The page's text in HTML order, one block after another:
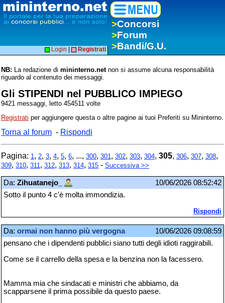
>Concorsi
>Forum
>Bandi/G.U.
Login Registrati
NB: La redazione di mininterno.netnon si assume alcuna responsabilità
riguardo al contenuto dei messaggi.
Gli STIPENDI nel PUBBLICO IMPIEGO
9421 messaggi, letto 454511 volte
Registrati per aggiungere questa o altre pagine ai tuoi Preferiti su Mininterno.
Torna al forum - Rispondi
Pagina: 1 , 2, 3, 4, 5, 6, ..., 300, 301 , 302, 303, 304, 305, 306, 307, 308,
309, 310, 311 , 312, 313, 314, 315 - Successiva >>
Da: Zihuatanejo_
10/06/2026 08:52:42
Sotto il punto 4 c'è molta immondizia.
Rispondi
Da: ormai non hanno più vergogna
10/06/2026 09:08:59
pensano che i dipendenti pubblici siano tutti degli idioti raggirabili.
Come se il carrello della spesa e la benzina non la facessero.
Mamma mia che sindacati e ministri che abbiamo, da
scapparsene il prima possibile da questo paese.